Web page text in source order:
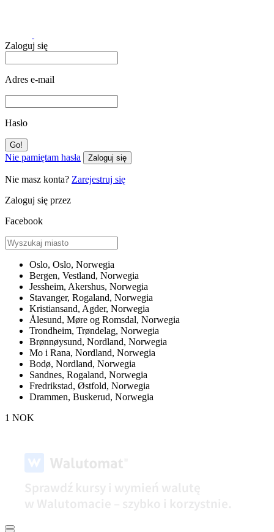
Zaloguj się
Adres e-mail
Hasło
Nie pamiętam hasła Zaloguj się
Nie masz konta? Zarejestruj się
Zaloguj się przez
Facebook
Oslo, Oslo, Norwegia
Bergen, Vestland, Norwegia
Jessheim, Akershus, Norwegia
Stavanger, Rogaland, Norwegia
Kristiansand, Agder, Norwegia
Ålesund, Møre og Romsdal, Norwegia
Trondheim, Trøndelag, Norwegia
Brønnøysund, Nordland, Norwegia
Mo i Rana, Nordland, Norwegia
Bodø, Nordland, Norwegia
Sandnes, Rogaland, Norwegia
Fredrikstad, Østfold, Norwegia
Drammen, Buskerud, Norwegia
1 NOK